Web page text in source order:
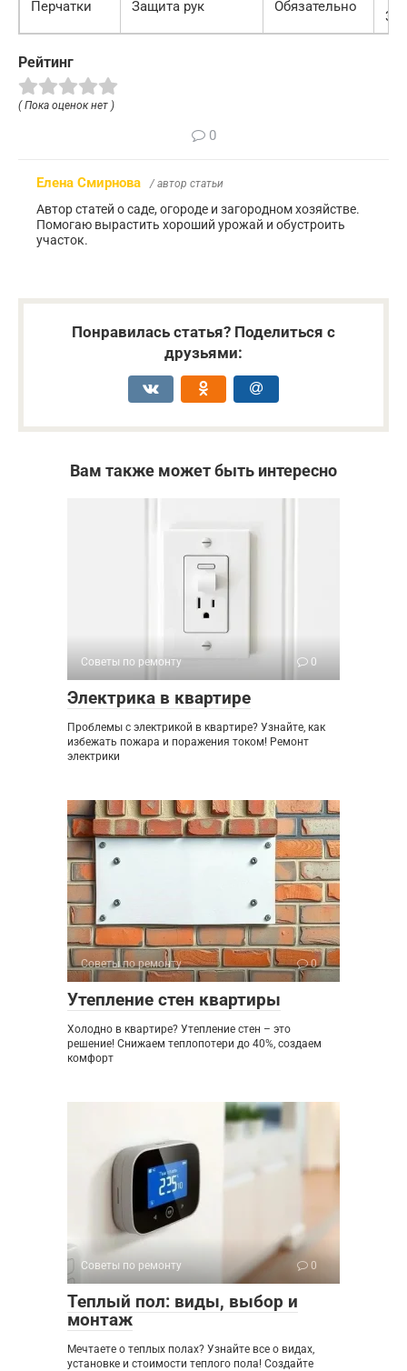
Перчатки Защита рук Обязательно
300
Рейтинг
( Пока оценок нет )
0
Елена Смирнова / автор статьи
Автор статей о саде, огороде и загородном хозяйстве.
Помогаю вырастить хороший урожай и обустроить
участок.
Понравилась статья? Поделиться с
друзьями:
Вам также может быть интересно
Советы по ремонту 0
Электрика в квартире
Проблемы с электрикой в квартире? Узнайте, как
избежать пожара и поражения током! Ремонт
электрики
Советы по ремонту 0
Утепление стен квартиры
Холодно в квартире? Утепление стен – это
решение! Снижаем теплопотери до 40%, создаем
комфорт
Советы по ремонту 0
Теплый пол: виды, выбор и
монтаж
Мечтаете о теплых полах? Узнайте все о видах,
установке и стоимости теплого пола! Создайте